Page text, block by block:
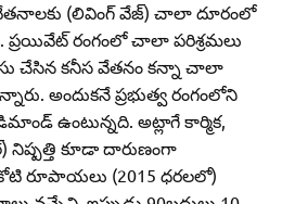
(లివింగ్‌ వేజ్‌) చాలా దూరంలో
ప్రయివేట్‌ రంగంలో చాలా పరిశ్రమలు
చేసిన కనీస వేతనం కన్నా చాలా
అందుకనే ప్రభుత్వ రంగంలోని
ఉంటున్నది. అట్లాగే కార్మిక,
నిష్పత్తి కూడా దారుణంగా
రూపాయలు (2015 ధరలలో)